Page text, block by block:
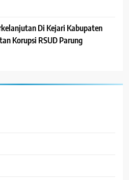
Di Kejari Kabupaten
Korupsi RSUD Parung